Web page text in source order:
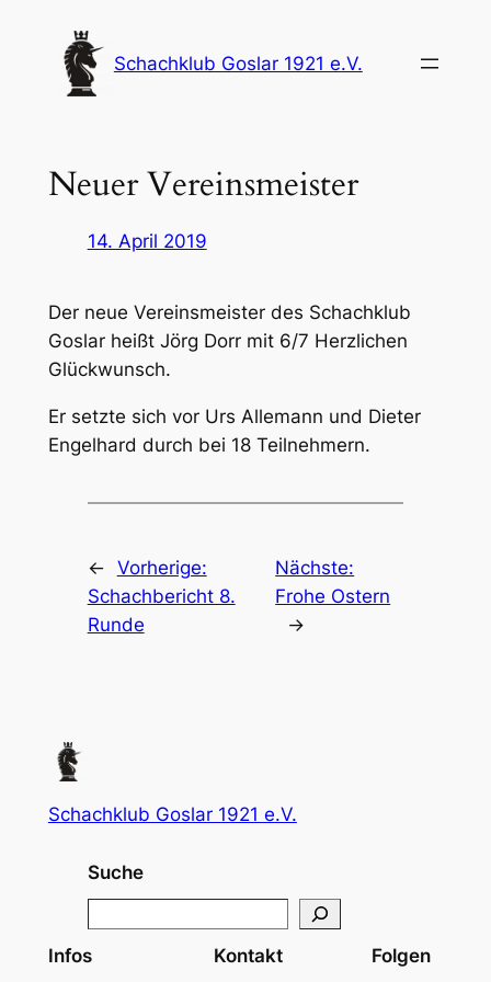
springen
Schachklub Goslar 1921 e.V.
Neuer Vereinsmeister
14. April 2019
Der neue Vereinsmeister des Schachklub
Goslar heißt Jörg Dorr mit 6/7 Herzlichen
Glückwunsch.
Er setzte sich vor Urs Allemann und Dieter
Engelhard durch bei 18 Teilnehmern.
← Vorherige:
Schachbericht 8.
Runde
Nächste:
Frohe Ostern
→
Schachklub Goslar 1921 e.V.
Suche
a
Infos Kontakt Folgen